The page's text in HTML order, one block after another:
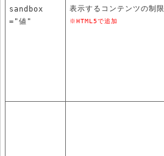
sandbox
="値"
表示するコンテンツの制限
※HTML5で追加